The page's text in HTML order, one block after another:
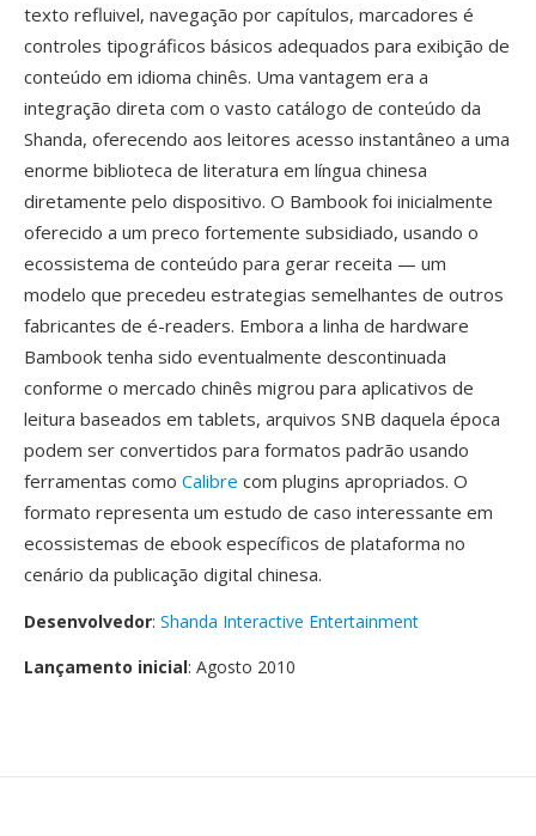
texto refluivel, navegação por capítulos, marcadores é
controles tipográficos básicos adequados para exibição de
conteúdo em idioma chinês. Uma vantagem era a
integração direta com o vasto catálogo de conteúdo da
Shanda, oferecendo aos leitores acesso instantâneo a uma
enorme biblioteca de literatura em língua chinesa
diretamente pelo dispositivo. O Bambook foi inicialmente
oferecido a um preco fortemente subsidiado, usando o
ecossistema de conteúdo para gerar receita — um
modelo que precedeu estrategias semelhantes de outros
fabricantes de é-readers. Embora a linha de hardware
Bambook tenha sido eventualmente descontinuada
conforme o mercado chinês migrou para aplicativos de
leitura baseados em tablets, arquivos SNB daquela época
podem ser convertidos para formatos padrão usando
ferramentas como Calibre com plugins apropriados. O
formato representa um estudo de caso interessante em
ecossistemas de ebook específicos de plataforma no
cenário da publicação digital chinesa.
Desenvolvedor: Shanda Interactive Entertainment
Lançamento inicial: Agosto 2010